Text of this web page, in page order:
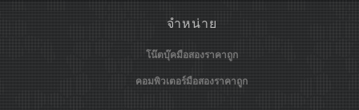
จำหน่าย
โน๊ตบุ๊คมือสองราคาถูก
คอมพิวเตอร์มือสองราคาถูก